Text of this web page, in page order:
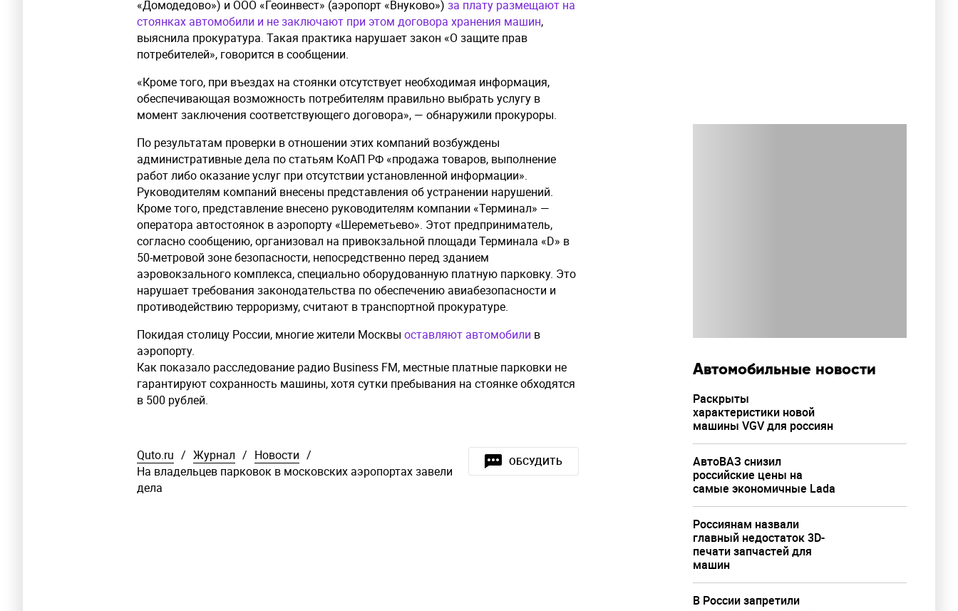
«Домодедово») и ООО «Геоинвест» (аэропорт «Внуково») за плату размещают на
стоянках автомобили и не заключают при этом договора хранения машин,
выяснила прокуратура. Такая практика нарушает закон «О защите прав
потребителей», говорится в сообщении.
«Кроме того, при въездах на стоянки отсутствует необходимая информация,
обеспечивающая возможность потребителям правильно выбрать услугу в
момент заключения соответствующего договора», — обнаружили прокуроры.
По результатам проверки в отношении этих компаний возбуждены
административные дела по статьям КоАП РФ «продажа товаров, выполнение
работ либо оказание услуг при отсутствии установленной информации».
Руководителям компаний внесены представления об устранении нарушений.
Кроме того, представление внесено руководителям компании «Терминал» —
оператора автостоянок в аэропорту «Шереметьево». Этот предприниматель,
согласно сообщению, организовал на привокзальной площади Терминала «D» в
50-метровой зоне безопасности, непосредственно перед зданием
аэровокзального комплекса, специально оборудованную платную парковку. Это
нарушает требования законодательства по обеспечению авиабезопасности и
противодействию терроризму, считают в транспортной прокуратуре.
Покидая столицу России, многие жители Москвы оставляют автомобили в
аэропорту.
Как показало расследование радио Business FM, местные платные парковки не
гарантируют сохранность машины, хотя сутки пребывания на стоянке обходятся
в 500 рублей.
ОБСУДИТЬ
Quto.ru / Журнал / Новости /
На владельцев парковок в московских аэропортах завели
дела
Автомобильные новости
Раскрыты
характеристики новой
машины VGV для россиян
АвтоВАЗ снизил
российские цены на
самые экономичные Lada
Россиянам назвали
главный недостаток 3D-
печати запчастей для
машин
В России запретили